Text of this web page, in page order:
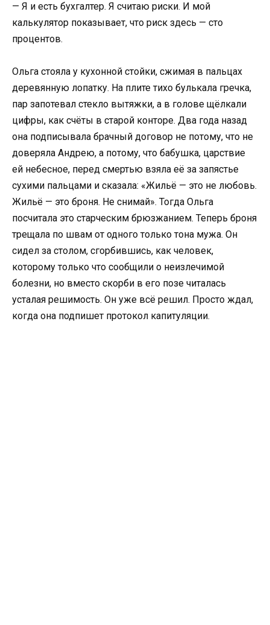
— Я и есть бухгалтер. Я считаю риски. И мой
калькулятор показывает, что риск здесь — сто
процентов.
Ольга стояла у кухонной стойки, сжимая в пальцах
деревянную лопатку. На плите тихо булькала гречка,
пар запотевал стекло вытяжки, а в голове щёлкали
цифры, как счёты в старой конторе. Два года назад
она подписывала брачный договор не потому, что не
доверяла Андрею, а потому, что бабушка, царствие
ей небесное, перед смертью взяла её за запястье
сухими пальцами и сказала: «Жильё — это не любовь.
Жильё — это броня. Не снимай». Тогда Ольга
посчитала это старческим брюзжанием. Теперь броня
трещала по швам от одного только тона мужа. Он
сидел за столом, сгорбившись, как человек,
которому только что сообщили о неизлечимой
болезни, но вместо скорби в его позе читалась
усталая решимость. Он уже всё решил. Просто ждал,
когда она подпишет протокол капитуляции.